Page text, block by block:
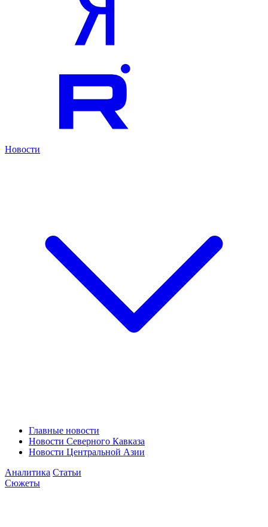
Новости
Главные новости
Новости Северного Кавказа
Новости Центральной Азии
Аналитика Статьи
Сюжеты